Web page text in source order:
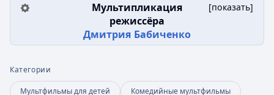
[показать]
Мультипликация
режиссёра
Дмитрия Бабиченко
Категории
Мультфильмы для детей Комедийные мультфильмы